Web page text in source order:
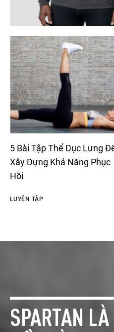
5 Bài Tập Thể Dục Lưng
Xây Dựng Khả Năng Phục
Hồi
LUYỆN TẬP
SPARTAN LÀ